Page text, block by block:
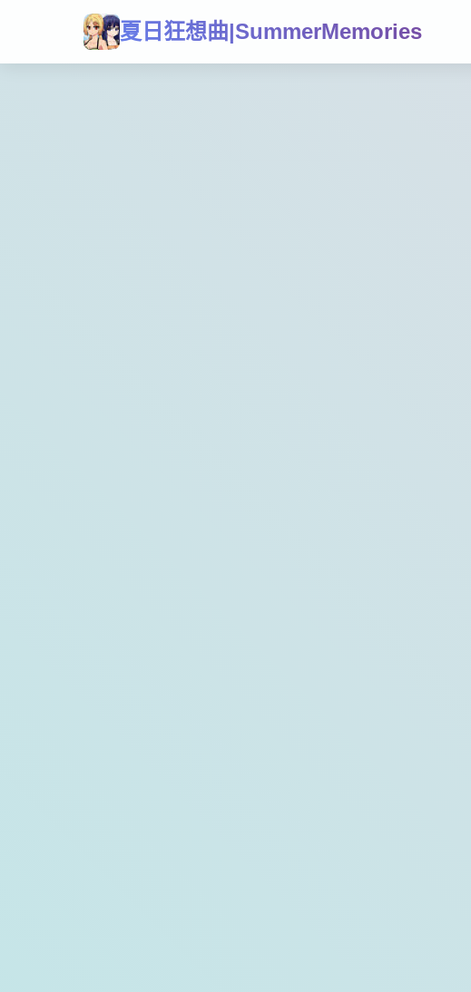
夏日狂想曲|SummerMemories